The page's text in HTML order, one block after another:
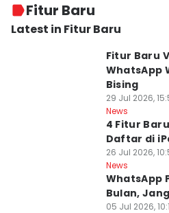
Fitur Baru
Latest in Fitur Baru
Fitur Baru
WhatsApp
Bising
29 Jul 2026,
News
4 Fitur
Daftar di
26 Jul 2026,
News
WhatsApp
Bulan,
05 Jul 2026,